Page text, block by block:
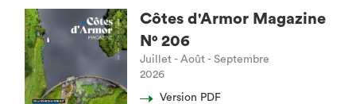
Côtes d'Armor Magazine
N° 206
Juillet - Août - Septembre
2026
Version PDF